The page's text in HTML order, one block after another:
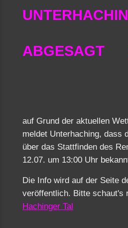
ABGESAGT
auf Grund der aktuellen
meldet Unterhaching, dass
über das Stattfinden des
12.07. um 13:00 Uhr
Die Info wird auf der Seite
veröffentlich. Bitte schaut's
Hachinger Tal